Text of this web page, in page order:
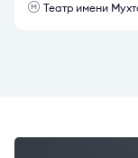
Театр имени